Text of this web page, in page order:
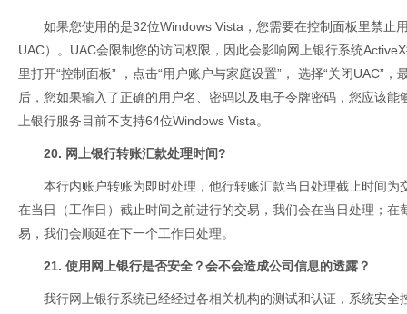
如果您使用的是32位Windows Vista，您需要在控制面板里禁止
UAC）。UAC会限制您的访问权限，因此会影响网上银行系统
里打开“控制面板” ，点击“用户账户与家庭设置”， 选择“关闭UAC”
后，您如果输入了正确的用户名、密码以及电子令牌密码，您应该
上银行服务目前不支持64位Windows Vista。
20. 网上银行转账汇款处理时间?
本行内账户转账为即时处理，他行转账汇款当日处理截止时间
在当日（工作日）截止时间之前进行的交易，我们会在当日处理；
易，我们会顺延在下一个工作日处理。
21. 使用网上银行是否安全？会不会造成公司信息的透露？
我行网上银行系统已经经过各相关机构的测试和认证，系统安